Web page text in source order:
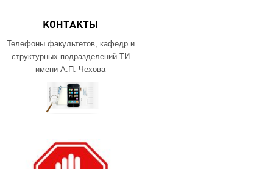
КОНТАКТЫ
Телефоны факультетов, кафедр и
структурных подразделений ТИ
имени А.П. Чехова